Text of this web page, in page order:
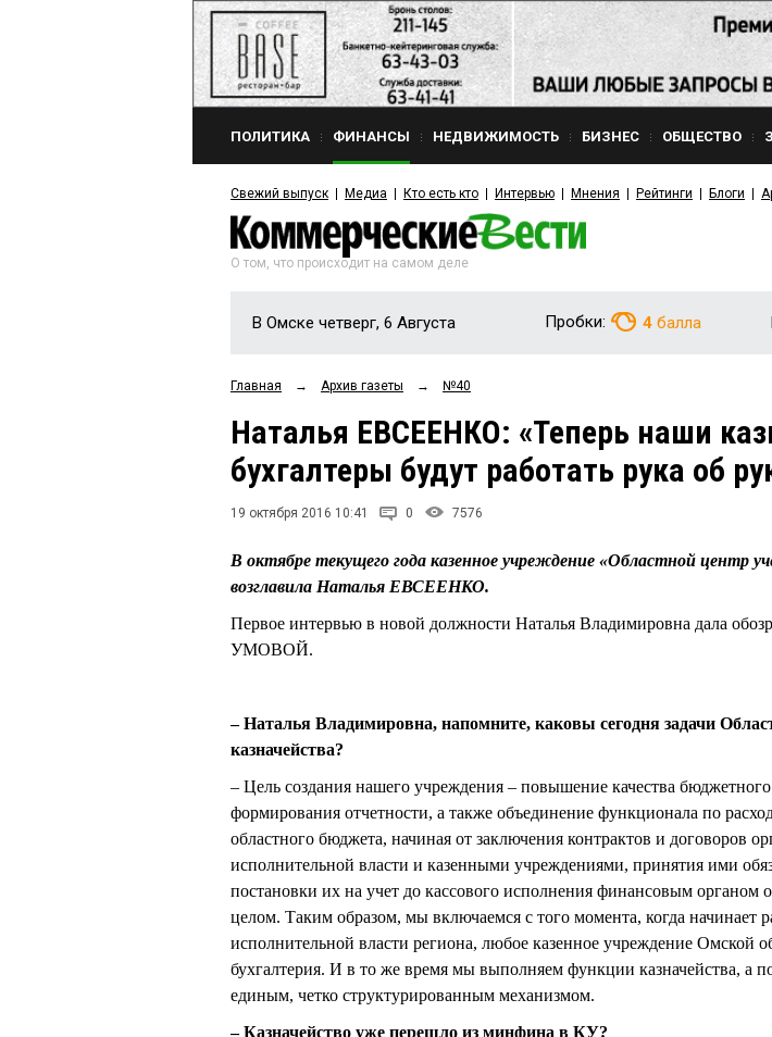
ПОЛИТИКА ФИНАНСЫ НЕДВИЖИМОСТЬ БИЗНЕС ОБЩЕСТВО
Свежий выпуск Медиа Кто есть кто Интервью Мнения Рейтинги Блоги
О том, что происходит на самом деле
В Омске четверг, 6 Августа Пробки: 4 балла
Главная → Архив газеты → №40
Наталья ЕВСЕЕНКО: «Теперь наши
бухгалтеры будут работать рука об
19 октября 2016 10:41 0 7576
В октябре текущего года казенное учреждение «Областной центр
возглавила Наталья ЕВСЕЕНКО.
Первое интервью в новой должности Наталья Владимировна дала
УМОВОЙ.
– Наталья Владимировна, напомните, каковы сегодня задачи
казначейства?
– Цель создания нашего учреждения – повышение качества бюджетного
формирования отчетности, а также объединение функционала по
областного бюджета, начиная от заключения контрактов и договоров
исполнительной власти и казенными учреждениями, принятия ими
постановки их на учет до кассового исполнения финансовым органом
целом. Таким образом, мы включаемся с того момента, когда начинает
исполнительной власти региона, любое казенное учреждение Омской
бухгалтерия. И в то же время мы выполняем функции казначейства, а
единым, четко структурированным механизмом.
– Казначейство уже перешло из минфина в КУ?